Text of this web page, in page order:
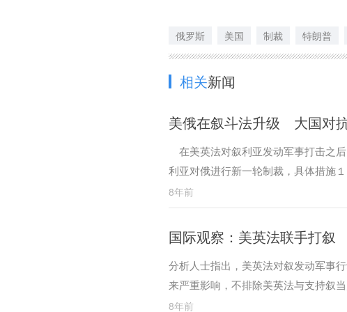
俄罗斯 美国 制裁 特朗普
相关新闻
美俄在叙斗法升级 大国对
在美英法对叙利亚发动军事打击之
利亚对俄进行新一轮制裁，具体措施
制措施。
8年前
国际观察：美英法联手打
分析人士指出，美英法对叙发动军事
来严重影响，不排除美英法与支持叙
8年前